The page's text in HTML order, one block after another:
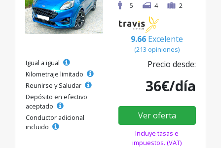
5
4 2
9.66 Excelente
(213 opiniones)
Igual a igual
Kilometraje limitado
Reunirse y Saludar
Depósito en efectivo
aceptado
Conductor adicional
incluido
Precio desde:
36€/día
Ver oferta
Incluye tasas e
impuestos. (VAT)